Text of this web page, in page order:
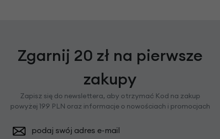
Zgarnij 20 zł na pierwsze
zakupy
Zapisz się do newslettera, aby otrzymać Kod na zakup
powyżej 199 PLN oraz informacje o nowościach i promocjach
podaj swój adres e-mail